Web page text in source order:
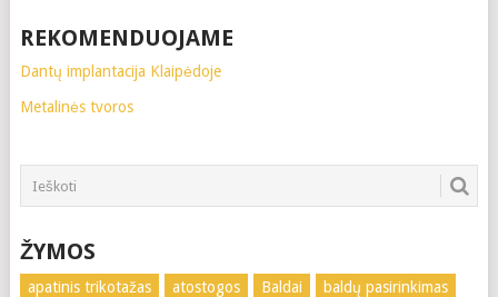
REKOMENDUOJAME
Dantų implantacija Klaipėdoje
Metalinės tvoros
ŽYMOS
apatinis trikotažas atostogos Baldai
baldų pasirinkimas